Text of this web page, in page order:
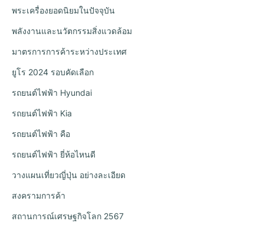
พระเครื่องยอดนิยมในปัจจุบัน
พลังงานและนวัตกรรมสิ่งแวดล้อม
มาตรการการค้าระหว่างประเทศ
ยูโร 2024 รอบคัดเลือก
รถยนต์ไฟฟ้า Hyundai
รถยนต์ไฟฟ้า Kia
รถยนต์ไฟฟ้า คือ
รถยนต์ไฟฟ้า ยี่ห้อไหนดี
วางแผนเที่ยวญี่ปุ่น อย่างละเอียด
สงครามการค้า
สถานการณ์เศรษฐกิจโลก 2567